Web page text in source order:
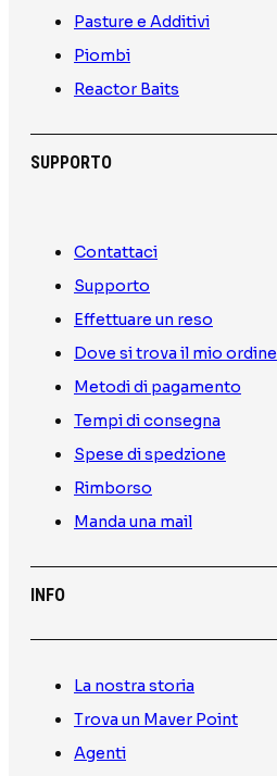
Pasture e Additivi
Piombi
Reactor Baits
SUPPORTO
Contattaci
Supporto
Effettuare un reso
Dove si trova il mio ordine
Metodi di pagamento
Tempi di consegna
Spese di spedzione
Rimborso
Manda una mail
INFO
La nostra storia
Trova un Maver Point
Agenti